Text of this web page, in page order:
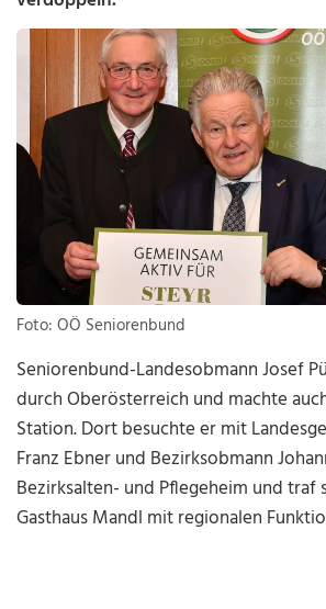
Foto: OÖ Seniorenbund
Seniorenbund-Landesobmann Josef
durch Oberösterreich und machte
Station. Dort besuchte er mit
Franz Ebner und Bezirksobmann
Bezirksalten- und Pflegeheim und traf
Gasthaus Mandl mit regionalen